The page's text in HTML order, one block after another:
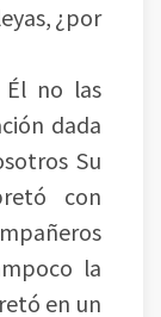
¿por
no las
dada
Su
con
la
en un